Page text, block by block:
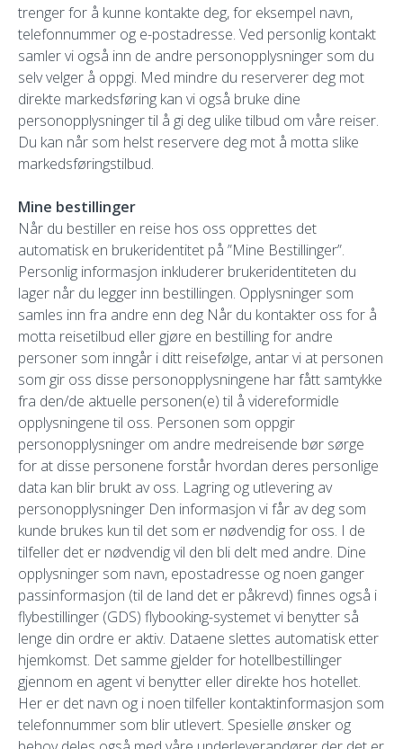
trenger for å kunne kontakte deg, for eksempel navn,
telefonnummer og e-postadresse. Ved personlig kontakt
samler vi også inn de andre personopplysninger som du
selv velger å oppgi. Med mindre du reserverer deg mot
direkte markedsføring kan vi også bruke dine
personopplysninger til å gi deg ulike tilbud om våre reiser.
Du kan når som helst reservere deg mot å motta slike
markedsføringstilbud.
Mine bestillinger
Når du bestiller en reise hos oss opprettes det
automatisk en brukeridentitet på ”Mine Bestillinger”.
Personlig informasjon inkluderer brukeridentiteten du
lager når du legger inn bestillingen. Opplysninger som
samles inn fra andre enn deg Når du kontakter oss for å
motta reisetilbud eller gjøre en bestilling for andre
personer som inngår i ditt reisefølge, antar vi at personen
som gir oss disse personopplysningene har fått samtykke
fra den/de aktuelle personen(e) til å videreformidle
opplysningene til oss. Personen som oppgir
personopplysninger om andre medreisende bør sørge
for at disse personene forstår hvordan deres personlige
data kan blir brukt av oss. Lagring og utlevering av
personopplysninger Den informasjon vi får av deg som
kunde brukes kun til det som er nødvendig for oss. I de
tilfeller det er nødvendig vil den bli delt med andre. Dine
opplysninger som navn, epostadresse og noen ganger
passinformasjon (til de land det er påkrevd) finnes også i
flybestillinger (GDS) flybooking-systemet vi benytter så
lenge din ordre er aktiv. Dataene slettes automatisk etter
hjemkomst. Det samme gjelder for hotellbestillinger
gjennom en agent vi benytter eller direkte hos hotellet.
Her er det navn og i noen tilfeller kontaktinformasjon som
telefonnummer som blir utlevert. Spesielle ønsker og